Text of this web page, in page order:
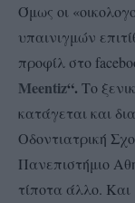
Όμως οι
υπαινιγμών
προφίλ στο
Meentiz“. Το
κατάγεται και
Οδοντιατρική
Πανεπιστήμιο
τίποτα άλλο.